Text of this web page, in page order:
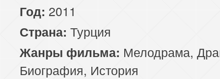
Год: 2011
Страна: Турция
Жанры фильма: Мелодрама,
Биография, История